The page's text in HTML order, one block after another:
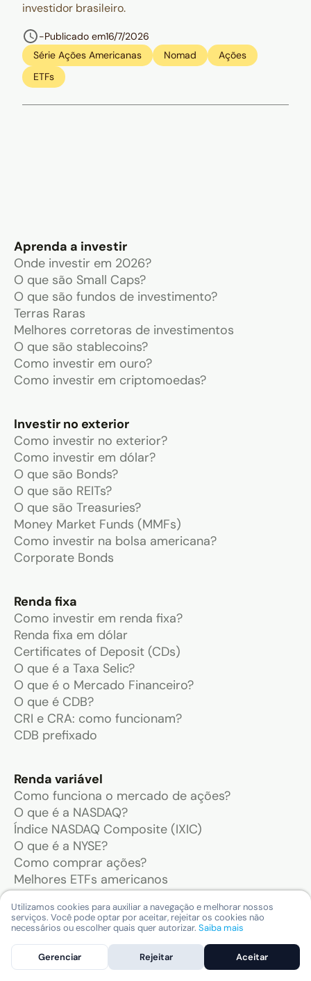
investidor brasileiro.
-Publicado em16/7/2026
Série Ações Americanas
Nomad
Ações
ETFs
Aprenda a investir
Onde investir em 2026?
O que são Small Caps?
O que são fundos de investimento?
Terras Raras
Melhores corretoras de investimentos
O que são stablecoins?
Como investir em ouro?
Como investir em criptomoedas?
Investir no exterior
Como investir no exterior?
Como investir em dólar?
O que são Bonds?
O que são REITs?
O que são Treasuries?
Money Market Funds (MMFs)
Como investir na bolsa americana?
Corporate Bonds
Renda fixa
Como investir em renda fixa?
Renda fixa em dólar
Certificates of Deposit (CDs)
O que é a Taxa Selic?
O que é o Mercado Financeiro?
O que é CDB?
CRI e CRA: como funcionam?
CDB prefixado
Renda variável
Como funciona o mercado de ações?
O que é a NASDAQ?
Índice NASDAQ Composite (IXIC)
O que é a NYSE?
Como comprar ações?
Melhores ETFs americanos
O que são as Sete Magníficas?
Ferramentas
Simulador de aposentadoria
Utilizamos cookies para auxiliar a navegação e melhorar nossos
serviços. Você pode optar por aceitar, rejeitar os cookies não
necessários ou escolher quais quer autorizar. Saiba mais
Gerenciar Rejeitar Aceitar